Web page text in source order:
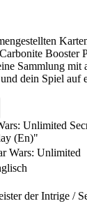
Booster
Sammlung mit
dein Spiel auf
Unlimited
(En)"
Wars: Unlimited
der Intrige /